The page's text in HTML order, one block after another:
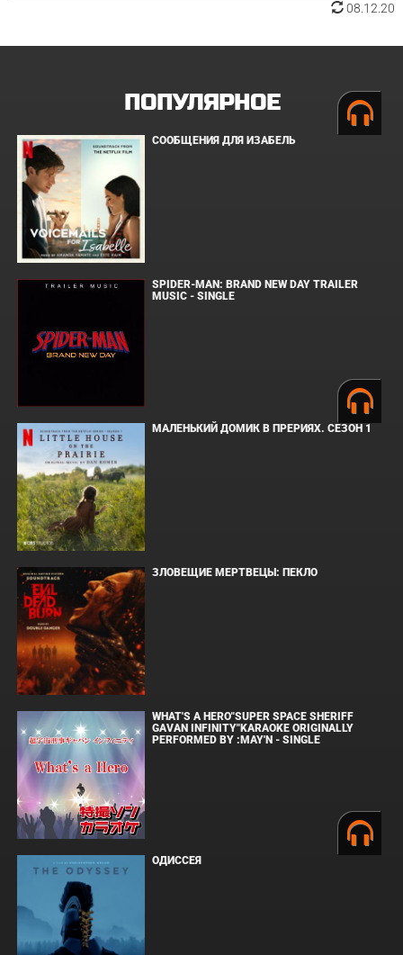
08.12.20
ПОПУЛЯРНОЕ
СООБЩЕНИЯ ДЛЯ ИЗАБЕЛЬ
SPIDER-MAN: BRAND NEW DAY TRAILER
MUSIC - SINGLE
МАЛЕНЬКИЙ ДОМИК В ПРЕРИЯХ. СЕЗОН 1
ЗЛОВЕЩИЕ МЕРТВЕЦЫ: ПЕКЛО
WHAT'S A HERO"SUPER SPACE SHERIFF
GAVAN INFINITY"KARAOKE ORIGINALLY
PERFORMED BY :MAY'N - SINGLE
ОДИССЕЯ